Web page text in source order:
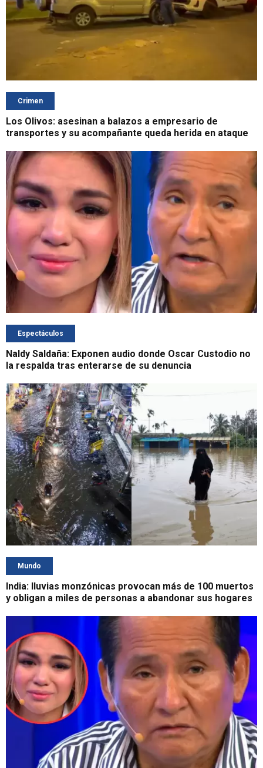
Crimen
Los Olivos: asesinan a balazos a empresario de
transportes y su acompañante queda herida en ataque
Espectáculos
Naldy Saldaña: Exponen audio donde Oscar Custodio no
la respalda tras enterarse de su denuncia
Mundo
India: lluvias monzónicas provocan más de 100 muertos
y obligan a miles de personas a abandonar sus hogares